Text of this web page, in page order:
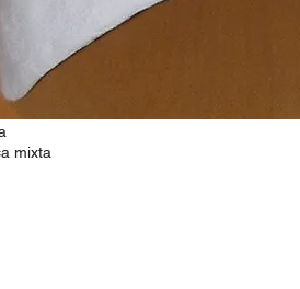
mixta